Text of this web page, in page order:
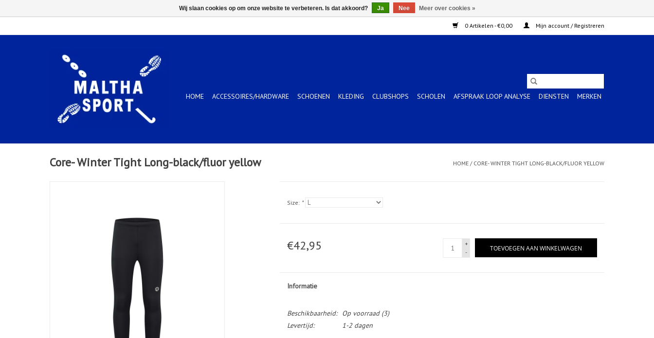
0 Artikelen - €0,00 Mijn account / Registreren
HOME ACCESSOIRES/HARDWARE SCHOENEN KLEDING CLUBSHOPS SCHOLEN AFSPRAAK LOOP ANALYSE DIENSTEN MERKEN
Core- Winter Tight Long-black/fluor yellow HOME / CORE- WINTER TIGHT LONG-BLACK/FLUOR YELLOW
Size: *
€42,95
+
-
TOEVOEGEN AAN WINKELWAGEN
Informatie
Beschikbaarheid: Op voorraad(3)
Levertijd:
1-2 dagen
Wij slaan cookies op om onze website te verbeteren. Is dat akkoord? Ja Nee Meer over cookies »